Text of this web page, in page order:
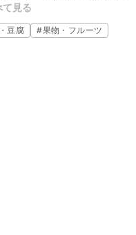
ルです。食べ応えも抜群な
見る
豆腐 #果物・フルーツ